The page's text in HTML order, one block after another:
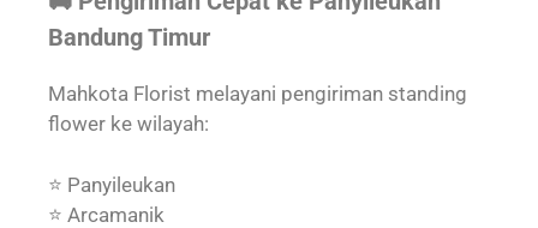
Bandung Timur
Mahkota Florist melayani pengiriman standing
flower ke wilayah:
⭐ Panyileukan
⭐ Arcamanik